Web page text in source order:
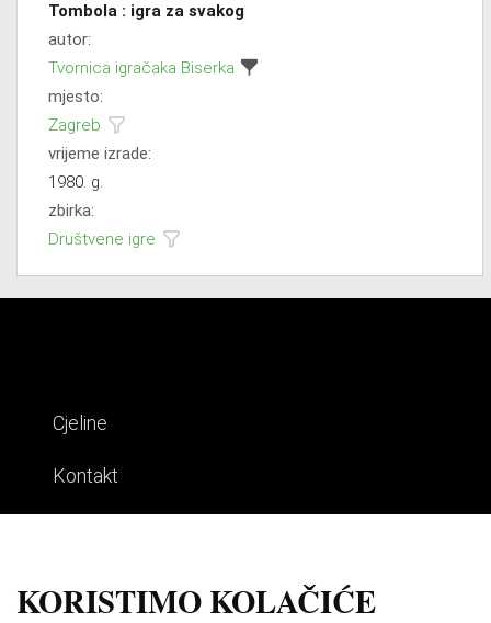
Tombola : igra za svakog
autor:
Tvornica igračaka Biserka
mjesto:
Zagreb
vrijeme izrade:
1980. g.
zbirka:
Društvene igre
Cjeline
Kontakt
KORISTIMO KOLAČIĆE